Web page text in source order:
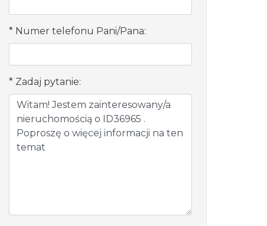
Numer telefonu Pani/Pana:
Zadaj pytanie: